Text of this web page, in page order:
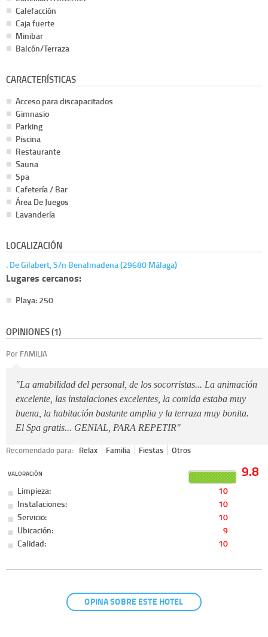
Calefacción
Caja fuerte
Minibar
Balcón/Terraza
CARACTERÍSTICAS
Acceso para discapacitados
Gimnasio
Parking
Piscina
Restaurante
Sauna
Spa
Cafetería / Bar
Área De Juegos
Lavandería
LOCALIZACIÓN
. De Gilabert, S/n Benalmadena (29680 Málaga)
Lugares cercanos:
Playa: 250
OPINIONES (1)
Por FAMILIA
"La amabilidad del personal, de los socorristas... La animación
excelente, las instalaciones excelentes, la comida estaba muy
buena, la habitación bastante amplia y la terraza muy bonita.
El Spa gratis... GENIAL, PARA REPETIR"
Recomendado para: Relax Familia Fiestas Otros
VALORACIÓN 9.8
Limpieza:
10
Instalaciones:
10
Servicio:
10
Ubicación:
9
Calidad:
10
OPINA SOBRE ESTE HOTEL